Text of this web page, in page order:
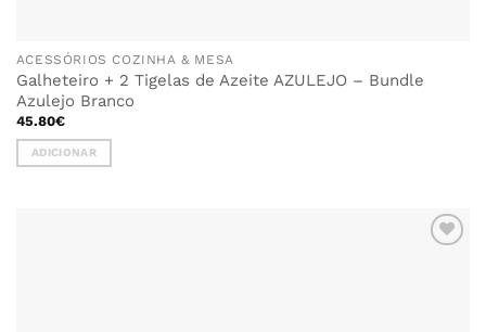
ACESSÓRIOS COZINHA & MESA
Galheteiro + 2 Tigelas de Azeite AZULEJO – Bundle
Azulejo Branco
45.80€
ADICIONAR